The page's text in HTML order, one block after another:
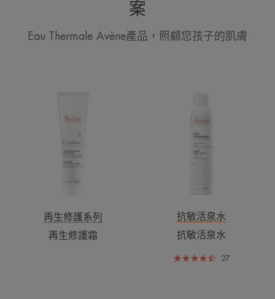
案
Eau Thermale Avène產品，照顧您孩子的肌膚
修
護
霜
再生修護系列
再生修護霜
活
水
抗敏活泉水
抗敏活泉水
27